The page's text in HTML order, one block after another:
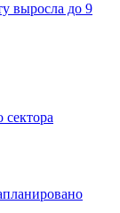
выросла до 9
сектора